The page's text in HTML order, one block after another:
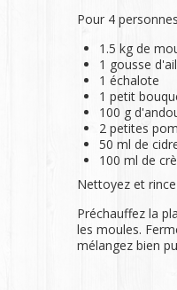
Pour 4
1.5 kg de
1 gousse d'ail
1 échalote
1 petit
100 g
2 petites
50 ml de
100 ml de
Nettoyez et
Préchauffez la
les moules.
mélangez bien